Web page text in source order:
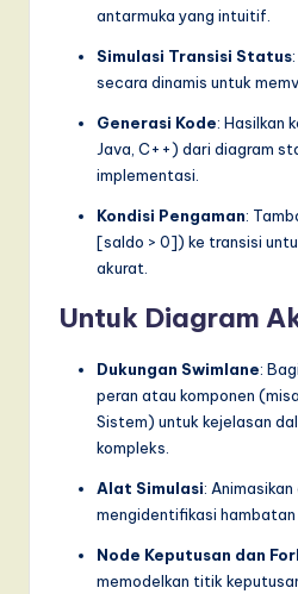
antarmuka yang intuitif.
Simulasi Transisi Status
secara dinamis untuk
Generasi Kode: Hasilkan
Java, C++) dari diagram
implementasi.
Kondisi Pengaman:
[saldo > 0]) ke transisi
akurat.
Untuk Diagram
Dukungan Swimlane:
peran atau komponen
Sistem) untuk kejelasan
kompleks.
Alat Simulasi:
mengidentifikasi
Node Keputusan dan
memodelkan titik